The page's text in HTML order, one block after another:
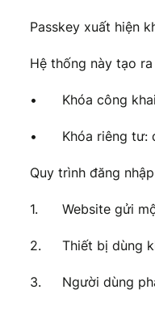
Passkey xuất hiện
Hệ thống này tạo
• Khóa công
• Khóa riêng tư:
Quy trình đăng
1. Website gửi
2. Thiết bị dùng
3. Người dùng